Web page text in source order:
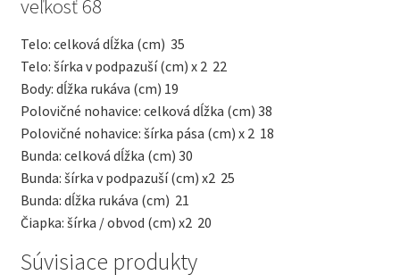
veľkosť 68
Telo: celková dĺžka (cm) 35
Telo: šírka v podpazuší (cm) x 2 22
Body: dĺžka rukáva (cm) 19
Polovičné nohavice: celková dĺžka (cm) 38
Polovičné nohavice: šírka pása (cm) x 2 18
Bunda: celková dĺžka (cm) 30
Bunda: šírka v podpazuší (cm) x2 25
Bunda: dĺžka rukáva (cm) 21
Čiapka: šírka / obvod (cm) x2 20
Súvisiace produkty